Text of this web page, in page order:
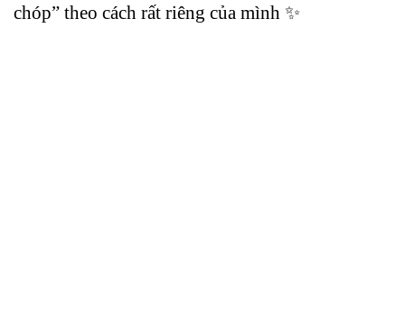
chóp” theo cách rất riêng của mình ✨